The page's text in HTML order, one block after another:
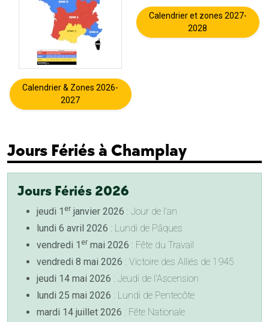
Calendrier & Zones 2026-
2027
Calendrier et zones 2027-
2028
Jours Fériés à Champlay
Jours Fériés 2026
jeudi 1 er janvier 2026 : Jour de l'an
lundi 6 avril 2026 : Lundi de Pâques
vendredi 1 er mai 2026 : Fête du Travail
vendredi 8 mai 2026 : Victoire des Alliés de 1945
jeudi 14 mai 2026 : Jeudi de l'Ascension
lundi 25 mai 2026 : Lundi de Pentecôte
mardi 14 juillet 2026 : Fête Nationale